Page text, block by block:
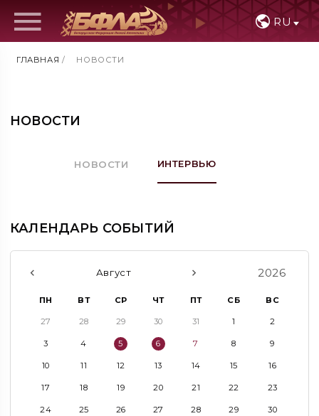
RU
ГЛАВНАЯ / НОВОСТИ
НОВОСТИ
НОВОСТИ ИНТЕРВЬЮ
КАЛЕНДАРЬ СОБЫТИЙ
Август 2026
ПН ВТ СР ЧТ ПТ СБ ВС
27 28 29 30 31 1 2
3 4 5 6 7 8 9
10 11 12 13 14 15 16
17 18 19 20 21 22 23
24 25 26 27 28 29 30